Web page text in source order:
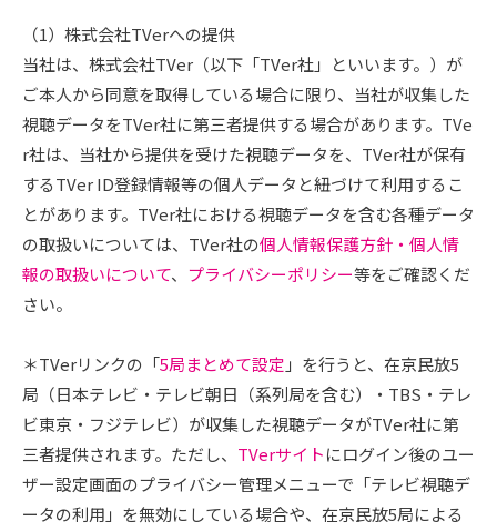
（1）株式会社TVerへの提供
当社は、株式会社TVer（以下「TVer社」といいます。）が
ご本人から同意を取得している場合に限り、当社が収集した
視聴データをTVer社に第三者提供する場合があります。TVe
r社は、当社から提供を受けた視聴データを、TVer社が保有
するTVer ID登録情報等の個人データと紐づけて利用するこ
とがあります。TVer社における視聴データを含む各種データ
の取扱いについては、TVer社の個人情報保護方針・個人情
報の取扱いについて、 プライバシーポリシー等をご確認くだ
さい。
＊TVerリンクの「5局まとめて設定 」を行うと、在京民放5
局（日本テレビ・テレビ朝日（系列局を含む）・TBS・テレ
ビ東京・フジテレビ）が収集した視聴データがTVer社に第
三者提供されます。ただし、 TVerサイトにログイン後のユー
ザー設定画面のプライバシー管理メニューで「テレビ視聴デ
ータの利用」を無効にしている場合や、在京民放5局による